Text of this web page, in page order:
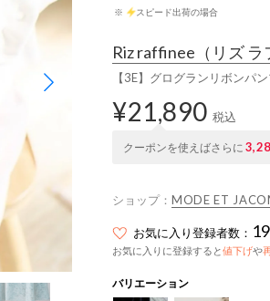
※ スピード出荷の場合
Riz raffinee （リズ ラ
【3E】グログランリボンパ
¥21,890 税込
クーポンを使えばさらに
ショップ： MODE ET
お気に入り登録者数：
お気に入りに登録すると値下げや
バリエーション